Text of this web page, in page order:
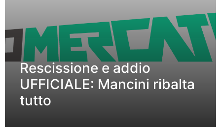
Rescissione e addio
UFFICIALE: Mancini ribalta
tutto